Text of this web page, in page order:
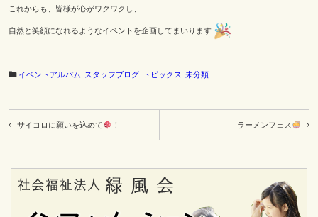
これからも、皆様が心がワクワクし、
自然と笑顔になれるようなイベントを企画してまいります
イベントアルバム スタッフブログ トピックス 未分類
ラーメンフェス
サイコロに願いを込めて ！